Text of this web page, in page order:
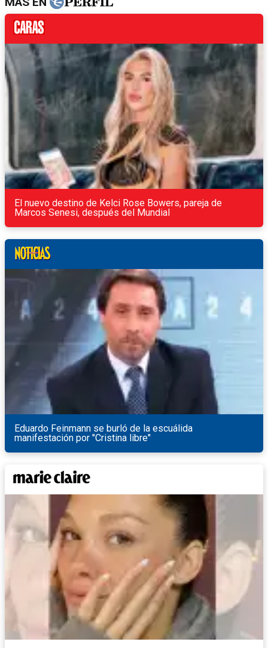
El nuevo destino de Kelci Rose Bowers, pareja de
Marcos Senesi, después del Mundial
Eduardo Feinmann se burló de la escuálida
manifestación por "Cristina libre"